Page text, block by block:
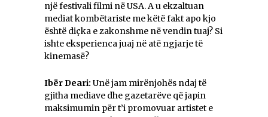
një festivali filmi në USA. A u ekzaltuan
mediat kombëtariste me këtë fakt apo kjo
është diçka e zakonshme në vendin tuaj? Si
ishte eksperienca juaj në atë ngjarje të
kinemasë?
Ibër Deari: Unë jam mirënjohës ndaj të
gjitha mediave dhe gazetarëve që japin
maksimumin për t’i promovuar artistet e